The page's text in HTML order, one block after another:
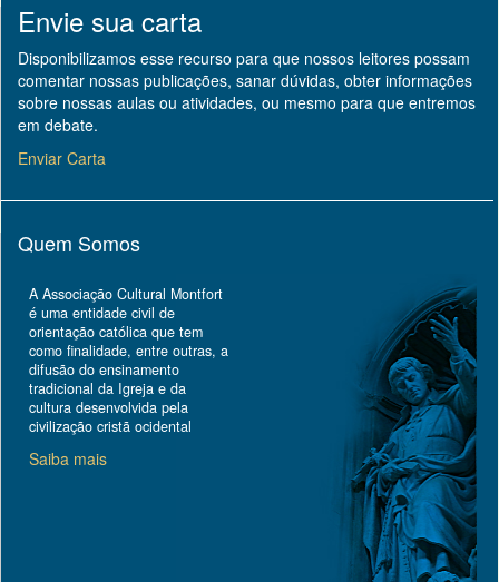
Envie sua carta
Disponibilizamos esse recurso para que nossos leitores possam
comentar nossas publicações, sanar dúvidas, obter informações
sobre nossas aulas ou atividades, ou mesmo para que entremos
em debate.
Enviar Carta
Quem Somos
A Associação Cultural Montfort
é uma entidade civil de
orientação católica que tem
como finalidade, entre outras, a
difusão do ensinamento
tradicional da Igreja e da
cultura desenvolvida pela
civilização cristã ocidental
Saiba mais